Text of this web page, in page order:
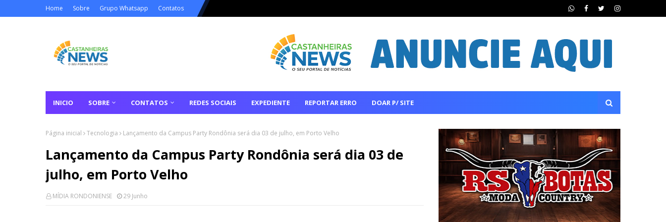
Home Sobre Grupo Whatsapp Contatos
INICIO SOBRE CONTATOS REDES SOCIAIS EXPEDIENTE REPORTAR ERRO DOAR P/ SITE
Página inicial Tecnologia Lançamento da Campus Party Rondônia será dia 03 de julho, em Porto Velho
Lançamento da Campus Party Rondônia será dia 03 de
julho, em Porto Velho
MÍDIA RONDONIENSE 29 Junho